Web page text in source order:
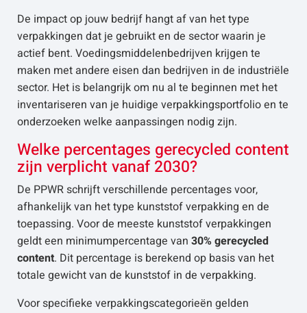
De impact op jouw bedrijf hangt af van het type
verpakkingen dat je gebruikt en de sector waarin je
actief bent. Voedingsmiddelenbedrijven krijgen te
maken met andere eisen dan bedrijven in de industriële
sector. Het is belangrijk om nu al te beginnen met het
inventariseren van je huidige verpakkingsportfolio en te
onderzoeken welke aanpassingen nodig zijn.
Welke percentages gerecycled content
zijn verplicht vanaf 2030?
De PPWR schrijft verschillende percentages voor,
afhankelijk van het type kunststof verpakking en de
toepassing. Voor de meeste kunststof verpakkingen
geldt een minimumpercentage van 30% gerecycled
content. Dit percentage is berekend op basis van het
totale gewicht van de kunststof in de verpakking.
Voor specifieke verpakkingscategorieën gelden